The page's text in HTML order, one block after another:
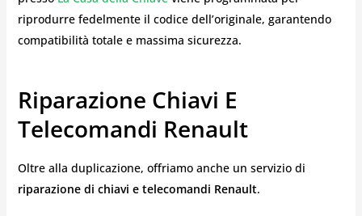
riprodurre fedelmente il codice dell’originale, garantendo
compatibilità totale e massima sicurezza.
Riparazione Chiavi E
Telecomandi Renault
Oltre alla duplicazione, offriamo anche un servizio di
riparazione di chiavi e telecomandi Renault.